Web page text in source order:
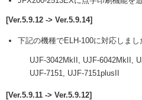
[Ver.5.9.12 -> Ver.5.9.14]
下記の機種でELH-100に対応しまし
UJF-3042MkII, UJF-6042MkII,
UJF-7151, UJF-7151plusII
[Ver.5.9.11 -> Ver.5.9.12]